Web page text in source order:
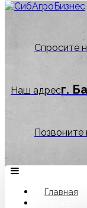
Спросите
Наш адресг.
Позвоните
Главная